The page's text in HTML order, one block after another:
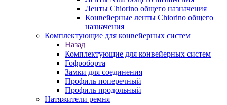
Ленты Chiorino общего назначения
Конвейерные ленты Chiorino общего
назначения
Комплектующие для конвейерных систем
Назад
Комплектующие для конвейерных систем
Гофроборта
Замки для соединения
Профиль поперечный
Профиль продольный
Натяжители ремня